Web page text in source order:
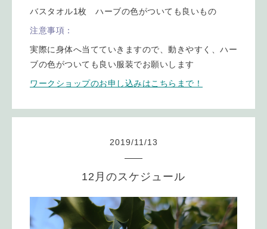
バスタオル1枚 ハーブの色がついても良いもの
注意事項：
実際に身体へ当てていきますので、動きやすく、ハー
ブの色がついても良い服装でお願いします
ワークショップのお申し込みはこちらまで！
2019/11 /13
12月のスケジュール